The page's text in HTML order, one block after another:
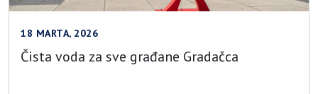
18 MARTA, 2026
Čista voda za sve građane Gradačca